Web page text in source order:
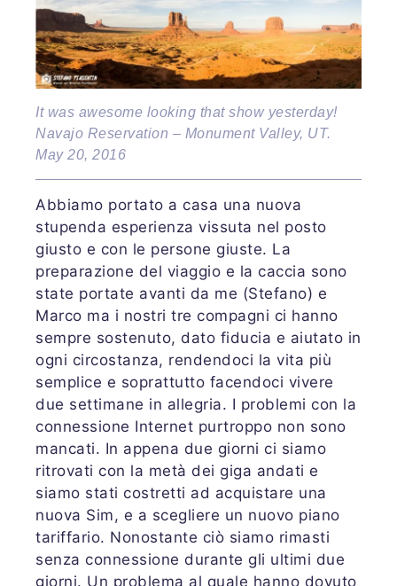
It was awesome looking that show yesterday!
Navajo Reservation – Monument Valley, UT.
May 20, 2016
Abbiamo portato a casa una nuova
stupenda esperienza vissuta nel posto
giusto e con le persone giuste. La
preparazione del viaggio e la caccia sono
state portate avanti da me (Stefano) e
Marco ma i nostri tre compagni ci hanno
sempre sostenuto, dato fiducia e aiutato in
ogni circostanza, rendendoci la vita più
semplice e soprattutto facendoci vivere
due settimane in allegria. I problemi con la
connessione Internet purtroppo non sono
mancati. In appena due giorni ci siamo
ritrovati con la metà dei giga andati e
siamo stati costretti ad acquistare una
nuova Sim, e a scegliere un nuovo piano
tariffario. Nonostante ciò siamo rimasti
senza connessione durante gli ultimi due
giorni. Un problema al quale hanno dovuto